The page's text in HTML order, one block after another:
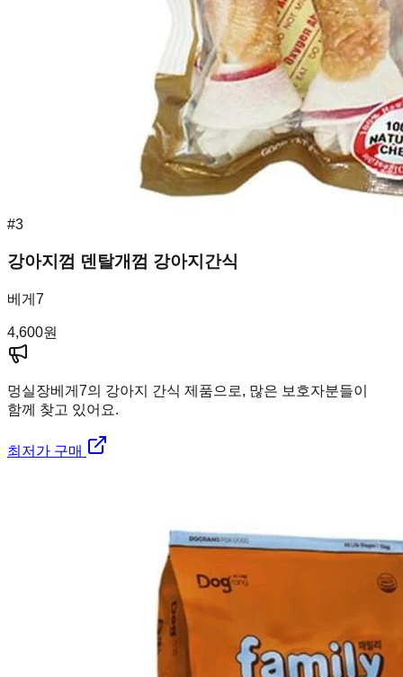
#3
강아지껌 덴탈개껌 강아지간식
베게7
4,600원
멍실장베게7의 강아지 간식 제품으로, 많은 보호자분들이
함께 찾고 있어요.
최저가 구매